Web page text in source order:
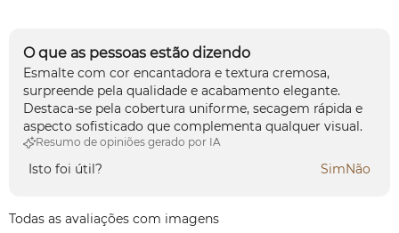
O que as pessoas estão dizendo
Esmalte com cor encantadora e textura cremosa,
surpreende pela qualidade e acabamento elegante.
Destaca-se pela cobertura uniforme, secagem rápida e
aspecto sofisticado que complementa qualquer visual.
Resumo de opiniões gerado por IA
Isto foi útil? SimNão
Todas as avaliações com imagens